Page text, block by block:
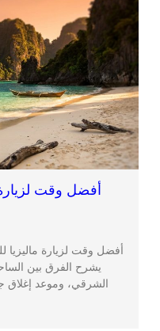
يشرح الفرق بين
الشرقي، وموعد إغلاق